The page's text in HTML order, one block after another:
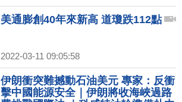
美通膨創40年來新高 道瓊跌112點
2022-03-11 09:05:58
伊朗衝突難撼動石油美元 專家：反衝
擊中國能源安全｜伊朗將收海峽過路